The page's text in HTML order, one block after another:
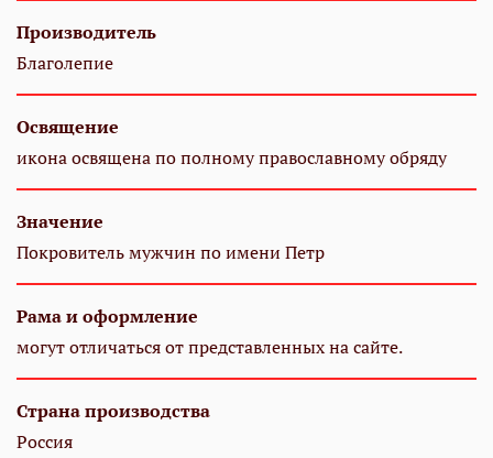
Производитель
Благолепие
Освящение
икона освящена по полному православному обряду
Значение
Покровитель мужчин по имени Петр
Рама и оформление
могут отличаться от представленных на сайте.
Страна производства
Россия